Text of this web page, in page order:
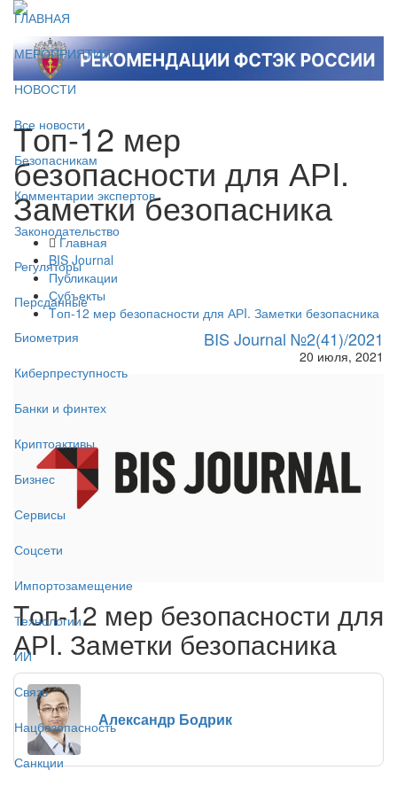
ГЛАВНАЯ
МЕРОПРИЯТИЯ
НОВОСТИ
Все новости
Безопасникам
Комментарии экспертов
Законодательство
Регуляторы
Персданные
Биометрия
Киберпреступность
Банки и финтех
Криптоактивы
Бизнес
Сервисы
Соцсети
Импортозамещение
Технологии
ИИ
Связь
Нацбезопасность
Санкции
Tоп-12 мер
безопасности для АРI.
Заметки безопасника
Главная
BIS Journal
Публикации
Субъекты
Tоп-12 мер безопасности для АРI. Заметки безопасника
BIS Journal №2(41)/2021
20 июля, 2021
Tоп-12 мер безопасности для
АРI. Заметки безопасника
Александр Бодрик